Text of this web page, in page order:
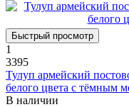
Быстрый просмотр
1
3395
Тулуп армейский
белого цвета с тёмным
В наличии